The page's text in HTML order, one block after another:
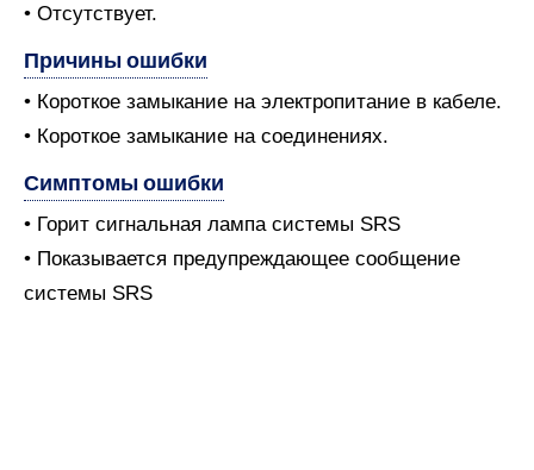
• Отсутствует.
Причины ошибки
• Короткое замыкание на электропитание в кабеле.
• Короткое замыкание на соединениях.
Симптомы ошибки
• Горит сигнальная лампа системы SRS
• Показывается предупреждающее сообщение
системы SRS